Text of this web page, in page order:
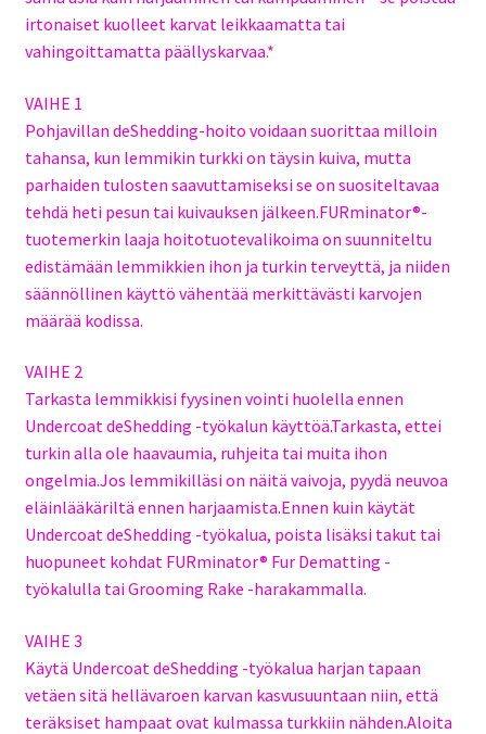
irtonaiset kuolleet karvat leikkaamatta tai
vahingoittamatta päällyskarvaa.*
VAIHE 1
Pohjavillan deShedding-hoito voidaan suorittaa milloin
tahansa, kun lemmikin turkki on täysin kuiva, mutta
parhaiden tulosten saavuttamiseksi se on suositeltavaa
tehdä heti pesun tai kuivauksen jälkeen.FURminator®-
tuotemerkin laaja hoitotuotevalikoima on suunniteltu
edistämään lemmikkien ihon ja turkin terveyttä, ja niiden
säännöllinen käyttö vähentää merkittävästi karvojen
määrää kodissa.
VAIHE 2
Tarkasta lemmikkisi fyysinen vointi huolella ennen
Undercoat deShedding -työkalun käyttöä.Tarkasta, ettei
turkin alla ole haavaumia, ruhjeita tai muita ihon
ongelmia.Jos lemmikilläsi on näitä vaivoja, pyydä neuvoa
eläinlääkäriltä ennen harjaamista.Ennen kuin käytät
Undercoat deShedding -työkalua, poista lisäksi takut tai
huopuneet kohdat FURminator® Fur Dematting -
työkalulla tai Grooming Rake -harakammalla.
VAIHE 3
Käytä Undercoat deShedding -työkalua harjan tapaan
vetäen sitä hellävaroen karvan kasvusuuntaan niin, että
teräksiset hampaat ovat kulmassa turkkiin nähden.Aloita